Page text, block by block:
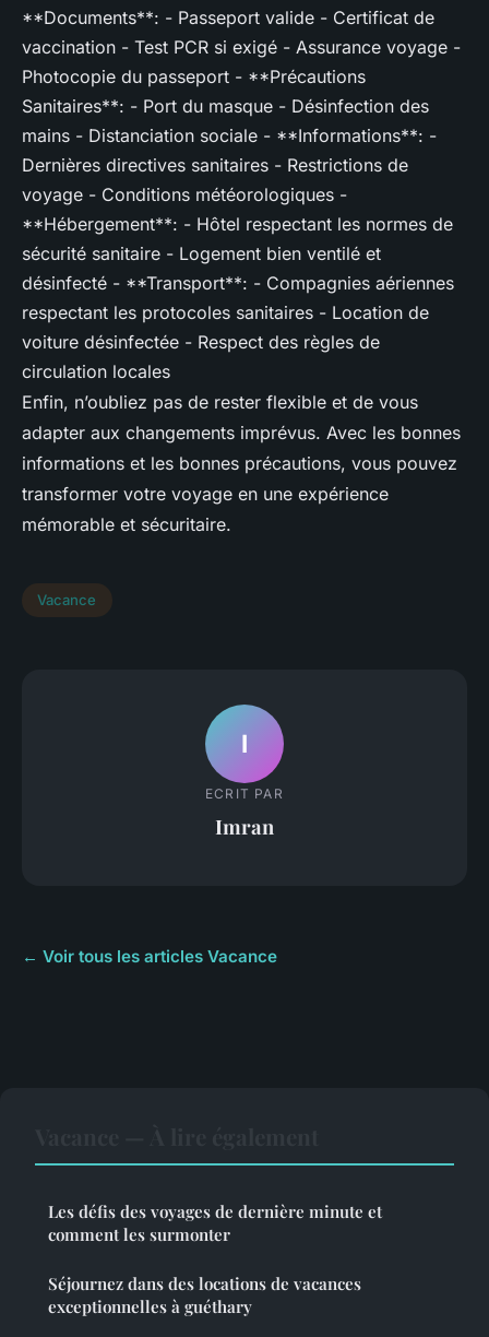
**Documents**: - Passeport valide - Certificat de
vaccination - Test PCR si exigé - Assurance voyage -
Photocopie du passeport - **Précautions
Sanitaires**: - Port du masque - Désinfection des
mains - Distanciation sociale - **Informations**: -
Dernières directives sanitaires - Restrictions de
voyage - Conditions météorologiques -
**Hébergement**: - Hôtel respectant les normes de
sécurité sanitaire - Logement bien ventilé et
désinfecté - **Transport**: - Compagnies aériennes
respectant les protocoles sanitaires - Location de
voiture désinfectée - Respect des règles de
circulation locales
Enfin, n’oubliez pas de rester flexible et de vous
adapter aux changements imprévus. Avec les bonnes
informations et les bonnes précautions, vous pouvez
transformer votre voyage en une expérience
mémorable et sécuritaire.
Vacance
I
ECRIT PAR
Imran
← Voir tous les articles Vacance
Les défis des voyages de dernière minute et
comment les surmonter
Séjournez dans des locations de vacances
exceptionnelles à guéthary